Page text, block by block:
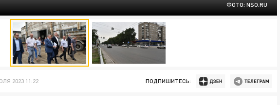
ФОТО: NSO.RU
2023 11:22 ПОДПИШИТЕСЬ: